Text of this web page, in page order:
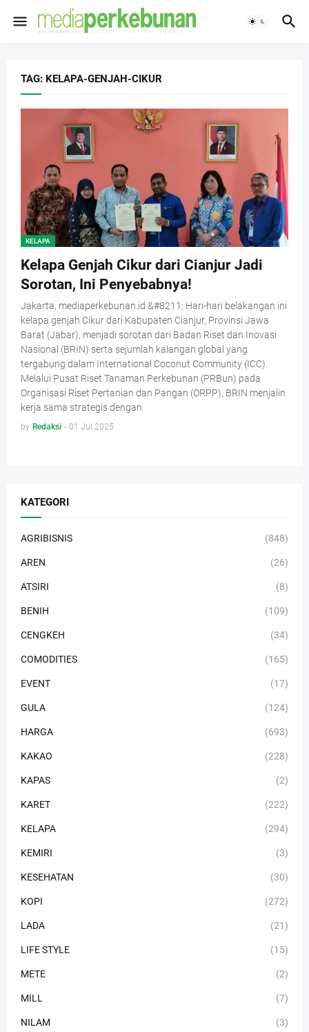
TAG: KELAPA-GENJAH-CIKUR
KELAPA
Kelapa Genjah Cikur dari Cianjur Jadi
Sorotan, Ini Penyebabnya!
Jakarta, mediaperkebunan.id &#8211; Hari-hari belakangan ini
kelapa genjah Cikur dari Kabupaten Cianjur, Provinsi Jawa
Barat (Jabar), menjadi sorotan dari Badan Riset dan Inovasi
Nasional (BRIN) serta sejumlah kalangan global yang
tergabung dalam International Coconut Community (ICC).
Melalui Pusat Riset Tanaman Perkebunan (PRBun) pada
Organisasi Riset Pertanian dan Pangan (ORPP), BRIN menjalin
kerja sama strategis dengan
by Redaksi - 01 Jul 2025
KATEGORI
AGRIBISNIS (848)
AREN (26)
ATSIRI (8)
BENIH (109)
CENGKEH (34)
COMODITIES (165)
EVENT (17)
GULA (124)
HARGA (693)
KAKAO (228)
KAPAS (2)
KARET (222)
KELAPA (294)
KEMIRI (3)
KESEHATAN (30)
KOPI (272)
LADA (21)
LIFE STYLE (15)
METE (2)
MILL (7)
NILAM (3)